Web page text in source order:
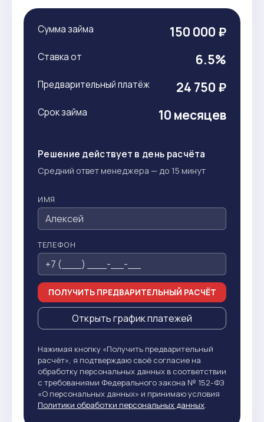
Сумма займа 150 000 ₽
Ставка от 6.5%
Предварительный платёж 24 750 ₽
Срок займа 10 месяцев
Решение действует в день расчёта
Средний ответ менеджера — до 15 минут
ИМЯ
ТЕЛЕФОН
ПОЛУЧИТЬ ПРЕДВАРИТЕЛЬНЫЙ РАСЧЁТ
Открыть график платежей
Нажимая кнопку «Получить предварительный
расчёт», я подтверждаю своё согласие на
обработку персональных данных в соответствии
с требованиями Федерального закона № 152-ФЗ
«О персональных данных» и принимаю условия
Политики обработки персональных данных.